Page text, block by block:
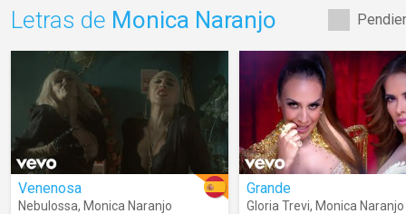
Letras de Monica Naranjo
Venenosa
Nebulossa, Monica Naranjo
Grande
Gloria Trevi, Monica Naranjo